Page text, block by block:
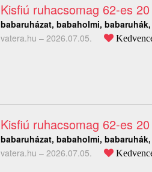
Kisfiú ruhacsomag 62-es
babaruházat, babaholmi,
vatera.hu – 2026.07.05.
Kisfiú ruhacsomag 62-es
babaruházat, babaholmi,
vatera.hu – 2026.07.05.